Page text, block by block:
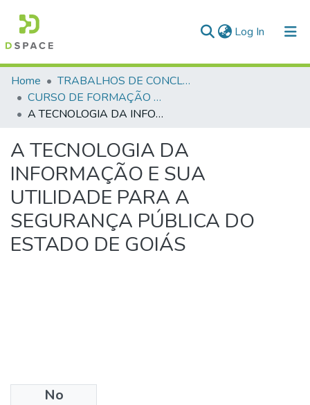
Log In (current)
Communities & Collections
All of DSpace
Home
TRABALHOS DE CONCLUSÃO DE CURSO - CFP (CURSO DE FORMAÇÃO DE PRAÇAS)
CURSO DE FORMAÇÃO DE PRAÇAS - CFP - 2018
A TECNOLOGIA DA INFORMAÇÃO E SUA UTILIDADE PARA A SEGURANÇA PÚBLICA DO ESTADO DE GOIÁS
A TECNOLOGIA DA
INFORMAÇÃO E SUA
UTILIDADE PARA A
SEGURANÇA PÚBLICA DO
ESTADO DE GOIÁS
No